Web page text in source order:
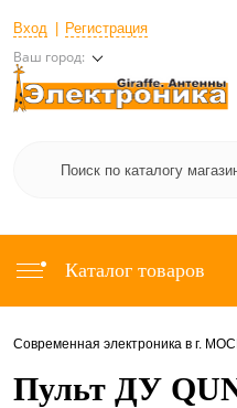
Вход Регистрация
Ваш город:
Каталог товаров
Современная электроника в г.
Пульт ДУ